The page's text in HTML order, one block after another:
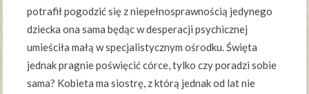
potrafił pogodzić się z niepełnosprawnością jedynego
dziecka ona sama będąc w desperacji psychicznej
umieściła małą w specjalistycznym ośrodku. Święta
jednak pragnie poświęcić córce, tylko czy poradzi sobie
sama? Kobieta ma siostrę, z którą jednak od lat nie